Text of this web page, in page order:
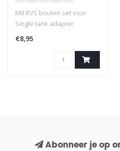
M8 RVS bouten set voor
Single tank adapter
€8,95
Abonneer je op